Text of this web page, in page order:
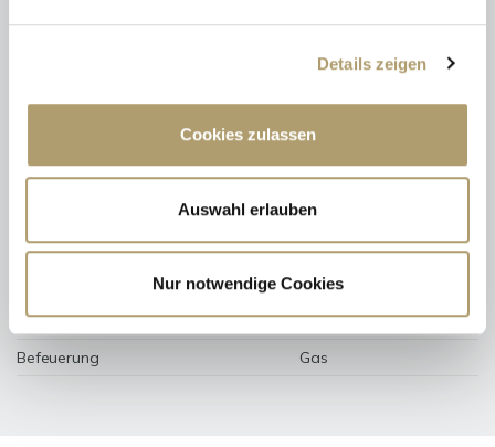
Details zeigen
Cookies zulassen
Auswahl erlauben
Nur notwendige Cookies
Wesentlicher Energieträger
GAS
Energieausweis gültig bis
2029-07-12
Energieausweis Jahrgang
ab dem 1.5.2014
Energieausweis Werteklasse
E
Energieausweis Baujahr
1975
Energieausweis Gebäudeart
Wohngebäude
Heizung
Zentralheizung
Befeuerung
Gas